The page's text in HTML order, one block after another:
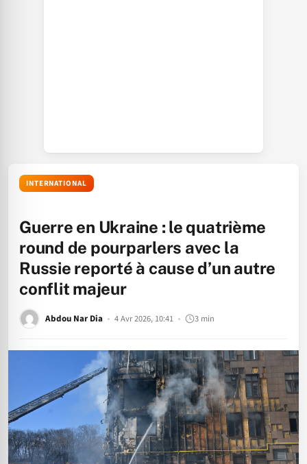
INTERNATIONAL
Guerre en Ukraine : le quatrième
round de pourparlers avec la
Russie reporté à cause d’un autre
conflit majeur
Abdou Nar Dia 4 Avr 2026, 10:41 3 min